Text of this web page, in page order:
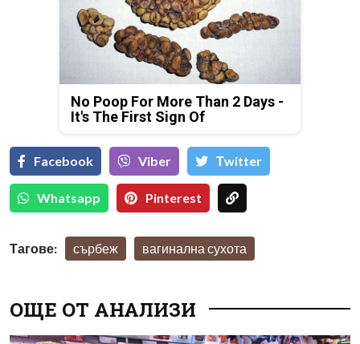
No Poop For More Than 2 Days -
It's The First Sign Of
Facebook Viber Тwitter
Whatsapp Pinterest
Тагове: сърбеж вагинална сухота
ОЩЕ ОТ АНАЛИЗИ